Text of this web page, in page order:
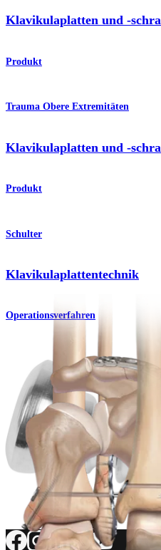
Klavikulaplatten und -
Produkt
Trauma Obere Extremitäten
Klavikulaplatten und -
Produkt
Schulter
Klavikulaplattentechnik
Operationsverfahren
Fuß & Sprunggelenk
Interne Fixierung von
Operationsverfahren
Wie können wir Ihnen
Medizinproduktberater:in kontaktieren
Veranstaltungen, Lab-Vorführungen
ansehen
Unseren Newsletter abonnieren
Besuchen Sie uns